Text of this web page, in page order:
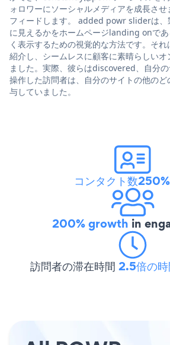
ォロワーにソーシャルメディアを成長さ
フィードします。 added powr sliderは、
に見えるかをホームページlanding onで
く表示するための視覚的な方法です。そ
紹介し、シームレスに顧客に素晴らしいオ
ました。実際、彼らはdiscovered、自分
操作した訪問者は、自分のサイトの他の
与していました。
コンタクト数
200% growth in
訪問者の滞在時間 2.5倍の